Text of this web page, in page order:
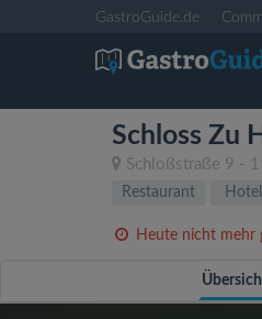
GastroGuide.de
Schloss Zu
Schloßstraße 9 -
Restaurant Hotel
Heute nicht mehr